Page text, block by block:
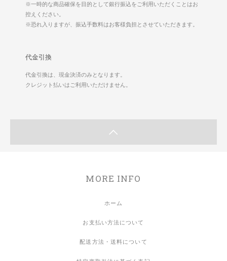
※一時的な商品確保を目的として銀行振込をご利用いただくことはお
控えください。
※恐れ入りますが、振込手数料はお客様負担とさせていただきます。
代金引換
代金引換は、現金決済のみとなります。
クレジット払いはご利用いただけません。
MORE INFO
ホーム
お支払い方法について
配送方法・送料について